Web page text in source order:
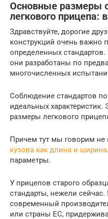
Основные размеры
легкового
Здравствуйте, дорогие
конструкций очень важно
определенных
они разработаны по
многочисленных
Соблюдение стандартов
идеальных характеристик.
размеры легкового
Причем тут мы говорим не
кузова как длина и ширина
параметры.
У прицепов старого
стандарты, нежели
современный
или страны ЕС,